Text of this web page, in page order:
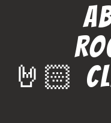
🤘🏻